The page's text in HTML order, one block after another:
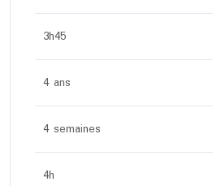
3h45
4 ans
4 semaines
4h